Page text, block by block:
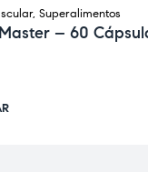
, Superalimentos
– 60